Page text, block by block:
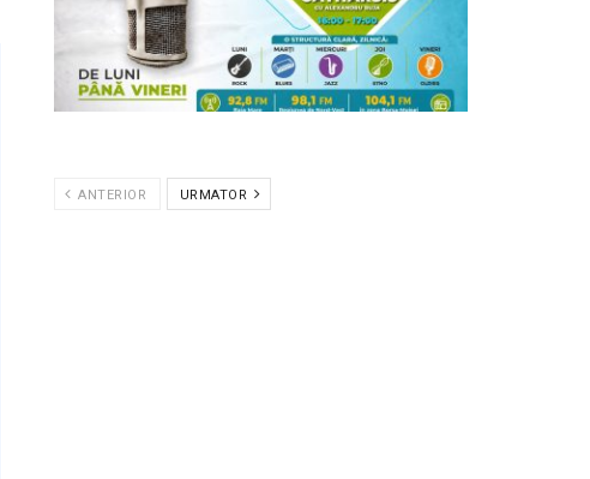
ANTERIOR URMATOR